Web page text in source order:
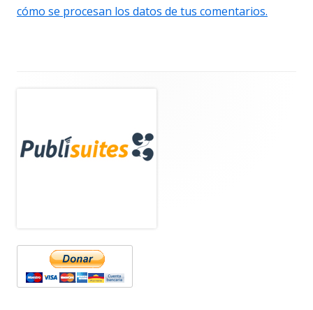
cómo se procesan los datos de tus comentarios.
lateral
principal